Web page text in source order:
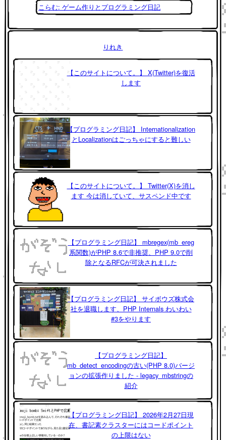
こらむ: ゲーム作りとプログラミング日記
りれき
【このサイトについて。】 X(Twitter)を復活
します
【プログラミング日記】 Internationalization
とLocalizationはごっちゃにすると難しい
【このサイトについて。】 Twitter(X)を消し
ます 今は消していて、サスペンド中です
【プログラミング日記】 mbregex(mb_ereg
系関数)がPHP 8.6で非推奨、PHP 9.0で削
除となるRFCが可決されました
【プログラミング日記】 サイボウズ株式会
社を退職します、PHP Internals わいわい
#3をやります
【プログラミング日記】
mb_detect_encodingの古い(PHP 8.0)バージ
ョンの拡張作りました - legacy_mbstringの
紹介
【プログラミング日記】 2026年2月27日現
在、書記素クラスターにはコードポイント
の上限はない